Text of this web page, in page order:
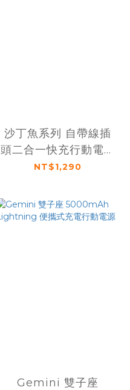
沙丁魚系列 自帶線插
頭二合一快充行動電源
5000mAh (
)「有標示wh」「可上
飛機」
NT$1,290
Gemini 雙子座